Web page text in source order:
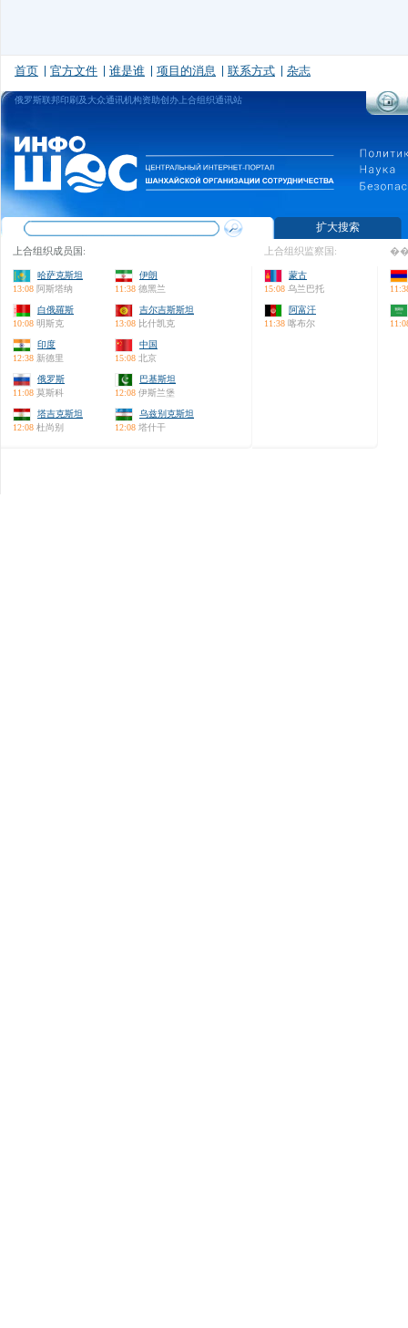
首页 官方文件 谁是谁 项目的消息 联系方式 杂志
俄罗斯联邦印刷及大众通讯机构资助创办上合组织通讯站
扩大搜索
上合组织成员国:
哈萨克斯坦
13:08 阿斯塔纳
伊朗
11:38 德黑兰
白俄羅斯
10:08 明斯克
吉尔吉斯斯坦
13:08 比什凯克
印度
12:38 新德里
中国
15:08 北京
俄罗斯
11:08 莫斯科
巴基斯坦
12:08 伊斯兰堡
塔吉克斯坦
12:08 杜尚别
乌兹别克斯坦
12:08 塔什干
上合组织监察国:
蒙古
15:08 乌兰巴托
阿富汗
11:38 喀布尔